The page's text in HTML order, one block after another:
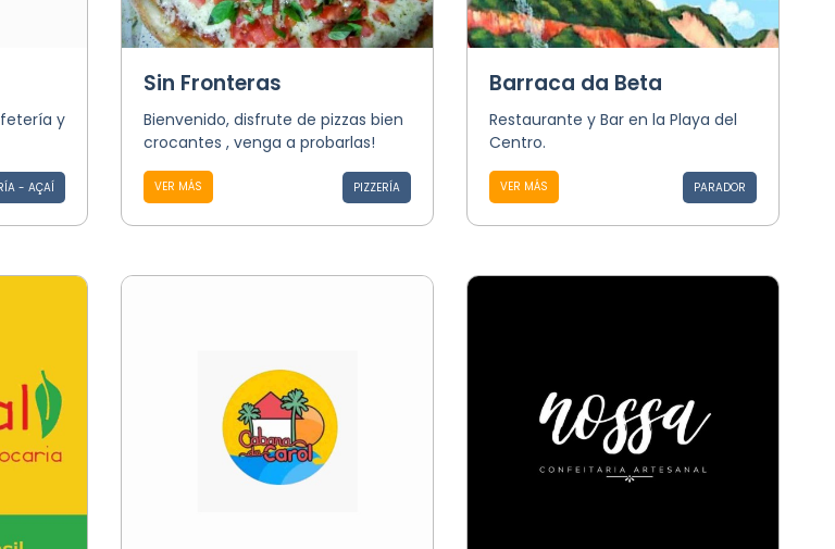
y
- AÇAÍ
Sin Fronteras
Bienvenido, disfrute de pizzas bien
crocantes , venga a probarlas!
VER MÁS PIZZERÍA
Barraca da Beta
Restaurante y Bar en la Playa del
Centro.
VER MÁS PARADOR